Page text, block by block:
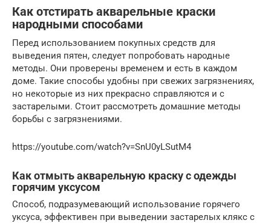
Как отстирать акварельные краски
народными способами
Перед использованием покупных средств для
выведения пятен, следует попробовать народные
методы. Они проверены временем и есть в каждом
доме. Такие способы удобны при свежих загрязнениях,
но некоторые из них прекрасно справляются и с
застарелыми. Стоит рассмотреть домашние методы
борьбы с загрязнениями.
https://youtube.com/watch?v=SnU0yLSutM4
Как отмыть акварельную краску с одежды
горячим уксусом
Способ, подразумевающий использование горячего
уксуса, эффективен при выведении застарелых клякс с